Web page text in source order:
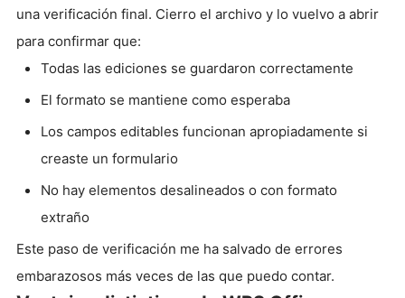
una verificación final. Cierro el archivo y lo vuelvo a abrir
para confirmar que:
Todas las ediciones se guardaron correctamente
El formato se mantiene como esperaba
Los campos editables funcionan apropiadamente si
creaste un formulario
No hay elementos desalineados o con formato
extraño
Este paso de verificación me ha salvado de errores
embarazosos más veces de las que puedo contar.